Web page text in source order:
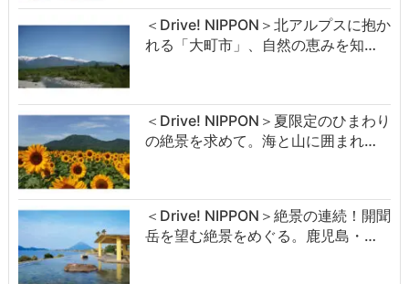
＜Drive! NIPPON＞北アルプスに抱か
れる「大町市」、自然の恵みを知…
＜Drive! NIPPON＞夏限定のひまわり
の絶景を求めて。海と山に囲まれ…
＜Drive! NIPPON＞絶景の連続！開聞
岳を望む絶景をめぐる。鹿児島・…